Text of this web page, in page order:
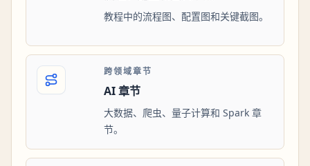
教程中的流程图、配置图和关键截图。
跨领域章节
AI 章节
大数据、爬虫、量子计算和 Spark 章
节。